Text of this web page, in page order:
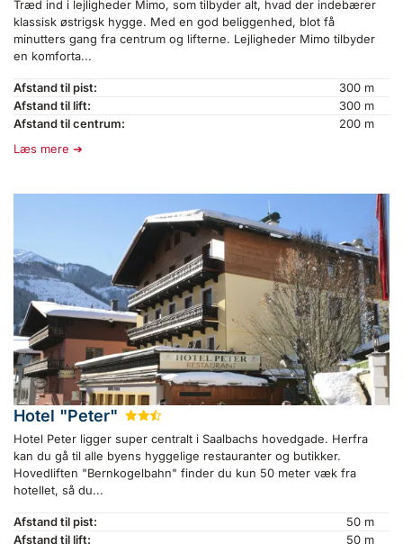
Træd ind i lejligheder Mimo, som tilbyder alt, hvad der indebærer
klassisk østrigsk hygge. Med en god beliggenhed, blot få
minutters gang fra centrum og lifterne. Lejligheder Mimo tilbyder
en komforta...
Afstand til pist:
300 m
Afstand til lift:
300 m
Afstand til centrum:
200 m
Læs mere
Hotel "Peter" ★★
Hotel Peter ligger super centralt i Saalbachs hovedgade. Herfra
kan du gå til alle byens hyggelige restauranter og butikker.
Hovedliften "Bernkogelbahn" finder du kun 50 meter væk fra
hotellet, så du...
Afstand til pist:
50 m
Afstand til lift:
50 m